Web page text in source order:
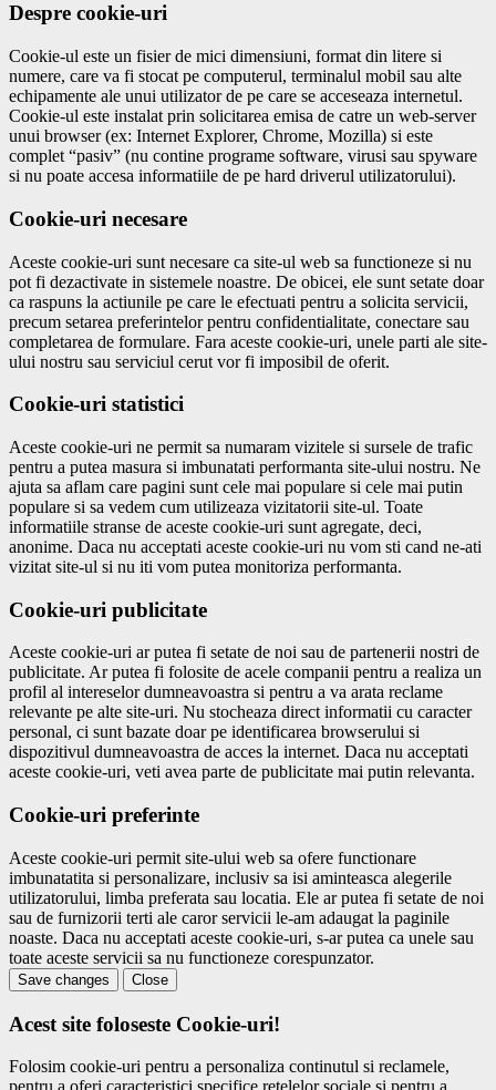
Despre cookie-uri
Cookie-ul este un fisier de mici dimensiuni, format din litere si
numere, care va fi stocat pe computerul, terminalul mobil sau alte
echipamente ale unui utilizator de pe care se acceseaza internetul.
Cookie-ul este instalat prin solicitarea emisa de catre un web-server
unui browser (ex: Internet Explorer, Chrome, Mozilla) si este
complet “pasiv” (nu contine programe software, virusi sau spyware
si nu poate accesa informatiile de pe hard driverul utilizatorului).
Cookie-uri necesare
Aceste cookie-uri sunt necesare ca site-ul web sa functioneze si nu
pot fi dezactivate in sistemele noastre. De obicei, ele sunt setate doar
ca raspuns la actiunile pe care le efectuati pentru a solicita servicii,
precum setarea preferintelor pentru confidentialitate, conectare sau
completarea de formulare. Fara aceste cookie-uri, unele parti ale site-
ului nostru sau serviciul cerut vor fi imposibil de oferit.
Cookie-uri statistici
Aceste cookie-uri ne permit sa numaram vizitele si sursele de trafic
pentru a putea masura si imbunatati performanta site-ului nostru. Ne
ajuta sa aflam care pagini sunt cele mai populare si cele mai putin
populare si sa vedem cum utilizeaza vizitatorii site-ul. Toate
informatiile stranse de aceste cookie-uri sunt agregate, deci,
anonime. Daca nu acceptati aceste cookie-uri nu vom sti cand ne-ati
vizitat site-ul si nu iti vom putea monitoriza performanta.
Cookie-uri publicitate
Aceste cookie-uri ar putea fi setate de noi sau de partenerii nostri de
publicitate. Ar putea fi folosite de acele companii pentru a realiza un
profil al intereselor dumneavoastra si pentru a va arata reclame
relevante pe alte site-uri. Nu stocheaza direct informatii cu caracter
personal, ci sunt bazate doar pe identificarea browserului si
dispozitivul dumneavoastra de acces la internet. Daca nu acceptati
aceste cookie-uri, veti avea parte de publicitate mai putin relevanta.
Cookie-uri preferinte
Aceste cookie-uri permit site-ului web sa ofere functionare
imbunatatita si personalizare, inclusiv sa isi aminteasca alegerile
utilizatorului, limba preferata sau locatia. Ele ar putea fi setate de noi
sau de furnizorii terti ale caror servicii le-am adaugat la paginile
noaste. Daca nu acceptati aceste cookie-uri, s-ar putea ca unele sau
toate aceste servicii sa nu functioneze corespunzator.
Save changes Close
Acest site foloseste Cookie-uri!
Folosim cookie-uri pentru a personaliza continutul si reclamele,